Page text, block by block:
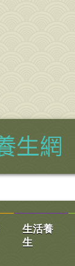
生活養
生